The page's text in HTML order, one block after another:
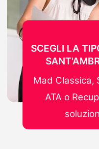
SCEGLI LA
Mad Classica,
ATA o